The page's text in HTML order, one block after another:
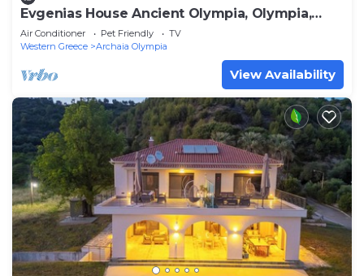
Evgenias House Ancient Olympia, Olympia,
Greece
Air Conditioner Pet Friendly
TV
Western Greece
Archaia Olympia
View Availability